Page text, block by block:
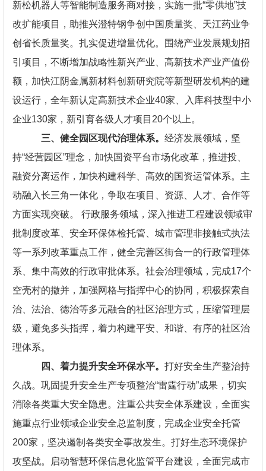
新松机器人等智能制造服务商对接，实施一批“零供地”技
改扩能项目，助推兴澄特钢争创中国质量奖、天江药业争
创省长质量奖。扎实促进增量优化。围绕产业发展规划招
引项目，不断增加战略性新兴产业、高新技术产业产值份
额，加快江阴金属新材料创新研究院等新型研发机构的建
设运行，全年新认定高新技术企业40家、入库科技型中小
企业130家，新引育各级人才项目20个以上。
三、健全园区现代治理体系。 经济发展领域，坚
持“经营园区”理念，加快国资平台市场化改革，推进投、
融资分离运作，加快构建科学、高效的国资运管体系。主
动融入长三角一体化，争取在项目、资源、人才、合作等
方面实现突破。 行政服务领域，深入推进工程建设领域审
批制度改革、安全环保体检托管、城市管理非接触式执法
等一系列改革重点工作，健全完善区街合一的行政管理体
系、集中高效的行政审批体系。社会治理领域，完成17个
空壳村的撤并，加强网格与指挥中心的协同，积极探索自
治、法治、德治等多元融合的社区治理方式，压缩管理层
级，避免多头指挥，着力构建平安、和谐、有序的社区治
理体系。
四、着力提升安全环保水平。 打好安全生产整治持
久战。巩固提升安全生产专项整治“雷霆行动”成果，切实
消除各类重大安全隐患。注重公共安全体系建设，全面实
施重点行业领域企业安全总监制度，完成企业安全托管
200家，坚决遏制各类安全事故发生。打好生态环境保护
攻坚战。启动智慧环保信息化监管平台建设，全面完成市